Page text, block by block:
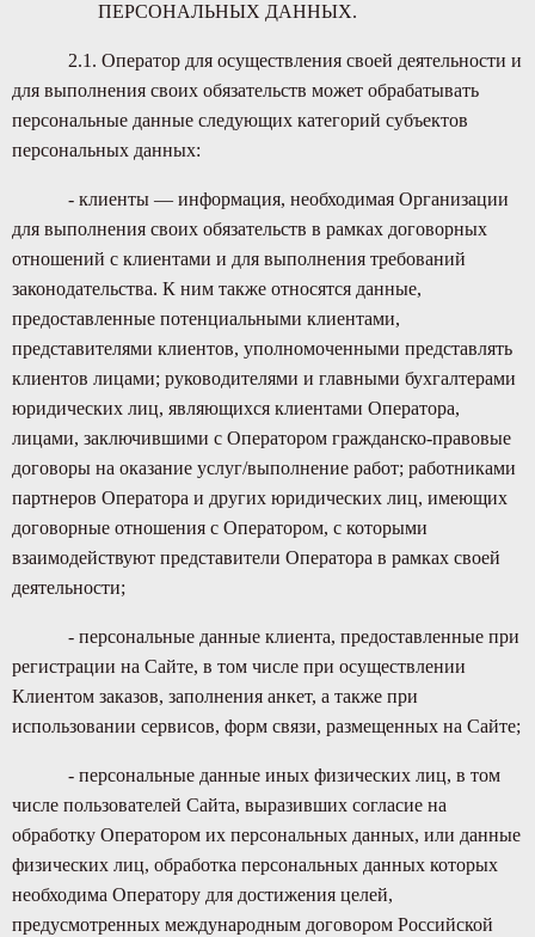
ПЕРСОНАЛЬНЫХ ДАННЫХ.
2.1. Оператор для осуществления своей деятельности и
для выполнения своих обязательств может обрабатывать
персональные данные следующих категорий субъектов
персональных данных:
- клиенты — информация, необходимая Организации
для выполнения своих обязательств в рамках договорных
отношений с клиентами и для выполнения требований
законодательства. К ним также относятся данные,
предоставленные потенциальными клиентами,
представителями клиентов, уполномоченными представлять
клиентов лицами; руководителями и главными бухгалтерами
юридических лиц, являющихся клиентами Оператора,
лицами, заключившими с Оператором гражданско-правовые
договоры на оказание услуг/выполнение работ; работниками
партнеров Оператора и других юридических лиц, имеющих
договорные отношения с Оператором, с которыми
взаимодействуют представители Оператора в рамках своей
деятельности;
- персональные данные клиента, предоставленные при
регистрации на Сайте, в том числе при осуществлении
Клиентом заказов, заполнения анкет, а также при
использовании сервисов, форм связи, размещенных на Сайте;
- персональные данные иных физических лиц, в том
числе пользователей Сайта, выразивших согласие на
обработку Оператором их персональных данных, или данные
физических лиц, обработка персональных данных которых
необходима Оператору для достижения целей,
предусмотренных международным договором Российской